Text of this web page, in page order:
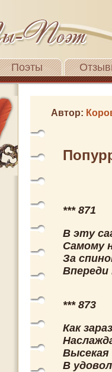
Поэты
Автор:
*** 871
В эту
Самому
За
Впереди
*** 873
Как
В